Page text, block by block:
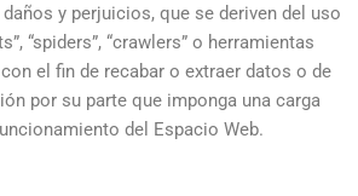
y perjuicios, que se deriven del uso
“spiders”, “crawlers” o herramientas
el fin de recabar o extraer datos o de
por su parte que imponga una carga
del Espacio Web.